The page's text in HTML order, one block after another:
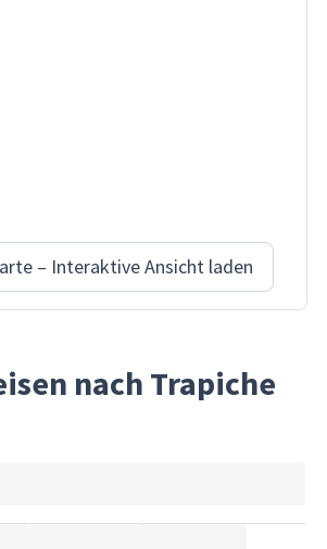
– Interaktive Ansicht laden
nach Trapiche